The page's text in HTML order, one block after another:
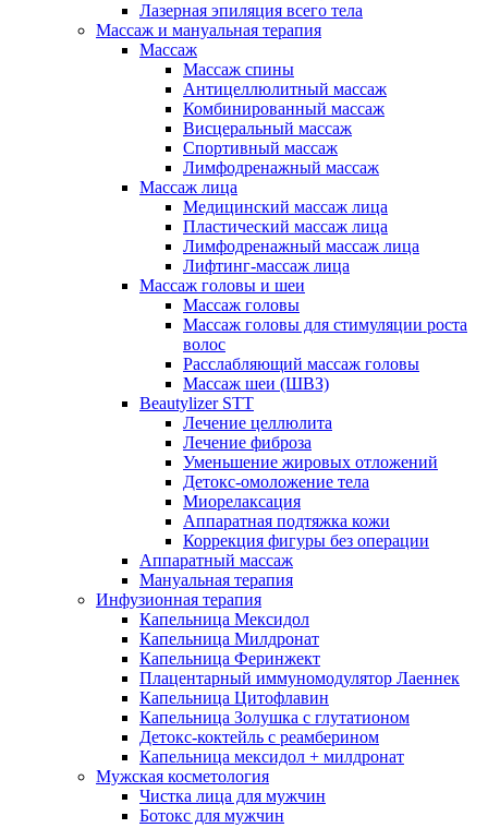
Лазерная эпиляция всего тела
Массаж и мануальная терапия
Массаж
Массаж спины
Антицеллюлитный массаж
Комбинированный массаж
Висцеральный массаж
Спортивный массаж
Лимфодренажный массаж
Массаж лица
Медицинский массаж лица
Пластический массаж лица
Лимфодренажный массаж лица
Лифтинг-массаж лица
Массаж головы и шеи
Массаж головы
Массаж головы для стимуляции роста
волос
Расслабляющий массаж головы
Массаж шеи (ШВЗ)
Beautylizer STT
Лечение целлюлита
Лечение фиброза
Уменьшение жировых отложений
Детокс-омоложение тела
Миорелаксация
Аппаратная подтяжка кожи
Коррекция фигуры без операции
Аппаратный массаж
Мануальная терапия
Инфузионная терапия
Капельница Мексидол
Капельница Милдронат
Капельница Феринжект
Плацентарный иммуномодулятор Лаеннек
Капельница Цитофлавин
Капельница Золушка с глутатионом
Детокс-коктейль с реамберином
Капельница мексидол + милдронат
Мужская косметология
Чистка лица для мужчин
Ботокс для мужчин